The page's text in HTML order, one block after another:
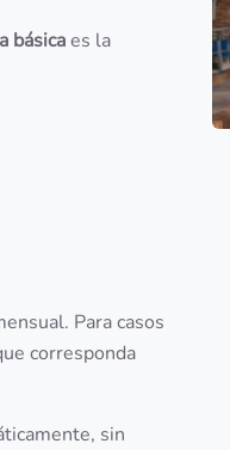
básicaes la
Para casos
corresponda
sin